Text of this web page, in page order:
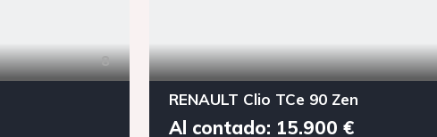
8
RENAULT Clio TCe 90 Zen
Al contado: 15.900 €